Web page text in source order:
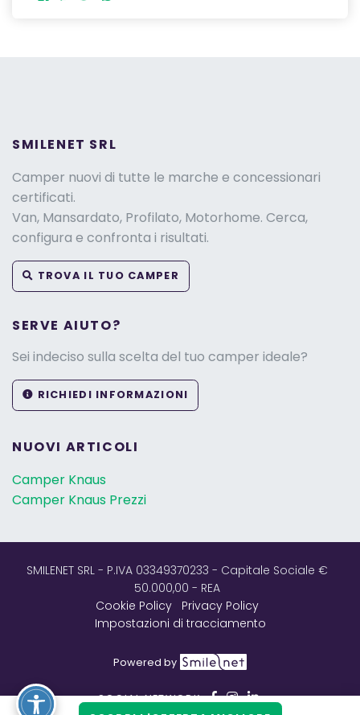
SMILENET SRL
Camper nuovi di tutte le marche e concessionari
certificati.
Van, Mansardato, Profilato, Motorhome. Cerca,
configura e confronta i risultati.
TROVA IL TUO CAMPER
SERVE AIUTO?
Sei indeciso sulla scelta del tuo camper ideale?
RICHIEDI INFORMAZIONI
NUOVI ARTICOLI
Camper Knaus
Camper Knaus Prezzi
SMILENET SRL - P.IVA 03349370233 - Capitale Sociale €
50.000,00 - REA
Cookie Policy
Privacy Policy
Impostazioni di tracciamento
Powered by
SOCIAL NETWORK: